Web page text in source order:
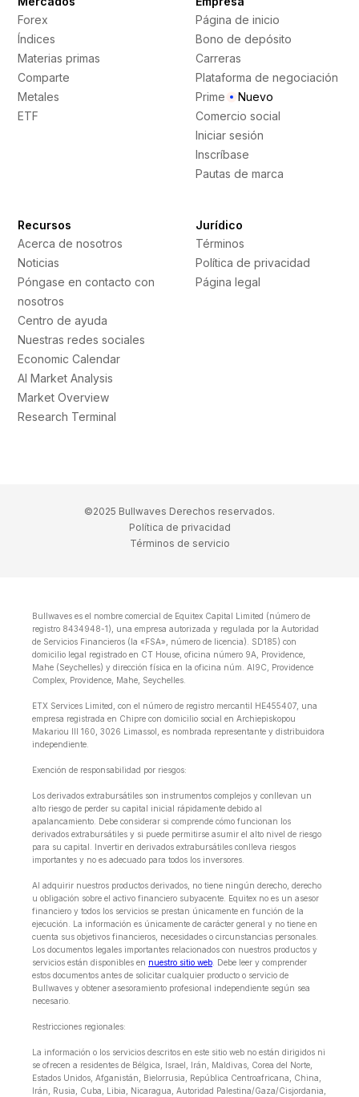
Forex
Índices
Materias primas
Comparte
Metales
ETF
Página de inicio
Bono de depósito
Carreras
Plataforma de negociación
Prime
Nuevo
Comercio social
Iniciar sesión
Inscríbase
Pautas de marca
Recursos
Acerca de nosotros
Noticias
Póngase en contacto con
nosotros
Centro de ayuda
Nuestras redes sociales
Economic Calendar
AI Market Analysis
Market Overview
Research Terminal
Jurídico
Términos
Política de privacidad
Página legal
©2025 Bullwaves Derechos reservados.
Política de privacidad
Términos de servicio
Bullwaves es el nombre comercial de Equitex Capital Limited (número de
registro 8434948-1), una empresa autorizada y regulada por la Autoridad
de Servicios Financieros (la «FSA», número de licencia). SD185) con
domicilio legal registrado en CT House, oficina número 9A, Providence,
Mahe (Seychelles) y dirección física en la oficina núm. Al9C, Providence
Complex, Providence, Mahe, Seychelles.
ETX Services Limited, con el número de registro mercantil HE455407, una
empresa registrada en Chipre con domicilio social en Archiepiskopou
Makariou lll 160, 3026 Limassol, es nombrada representante y distribuidora
independiente.
Exención de responsabilidad por riesgos:
Los derivados extrabursátiles son instrumentos complejos y conllevan un
alto riesgo de perder su capital inicial rápidamente debido al
apalancamiento. Debe considerar si comprende cómo funcionan los
derivados extrabursátiles y si puede permitirse asumir el alto nivel de riesgo
para su capital. Invertir en derivados extrabursátiles conlleva riesgos
importantes y no es adecuado para todos los inversores.
Al adquirir nuestros productos derivados, no tiene ningún derecho, derecho
u obligación sobre el activo financiero subyacente. Equitex no es un asesor
financiero y todos los servicios se prestan únicamente en función de la
ejecución. La información es únicamente de carácter general y no tiene en
cuenta sus objetivos financieros, necesidades o circunstancias personales.
Los documentos legales importantes relacionados con nuestros productos y
servicios están disponibles en nuestro sitio web . Debe leer y comprender
estos documentos antes de solicitar cualquier producto o servicio de
Bullwaves y obtener asesoramiento profesional independiente según sea
necesario.
Restricciones regionales:
La información o los servicios descritos en este sitio web no están dirigidos ni
se ofrecen a residentes de Bélgica, Israel, Irán, Maldivas, Corea del Norte,
Estados Unidos, Afganistán, Bielorrusia, República Centroafricana, China,
Irán, Rusia, Cuba, Libia, Nicaragua, Autoridad Palestina/Gaza/Cisjordania,